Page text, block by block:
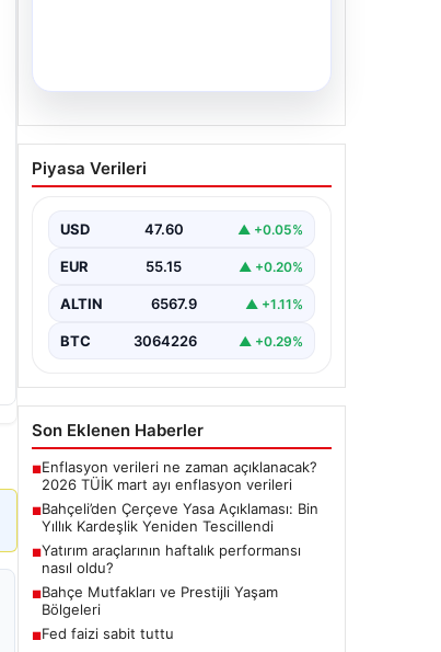
04.08.2026
Fed faizi sabit tuttu
{"title": "ABD Merkez Bankası Fed
Piyasa Verileri
USD 47.60 ▲ +0.05%
EUR 55.15 ▲ +0.20%
ALTIN 6567.9 ▲ +1.11%
BTC 3064226 ▲ +0.29%
Son Eklenen Haberler
■Enflasyon verileri ne zaman açıklanacak?
2026 TÜİK mart ayı enflasyon verileri
■Bahçeli’den Çerçeve Yasa Açıklaması: Bin
Yıllık Kardeşlik Yeniden Tescillendi
■Yatırım araçlarının haftalık performansı
nasıl oldu?
■Bahçe Mutfakları ve Prestijli Yaşam
Bölgeleri
■Fed faizi sabit tuttu